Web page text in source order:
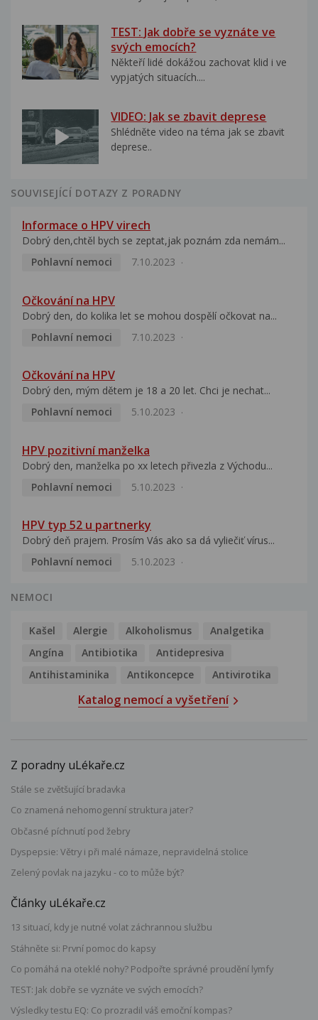
TEST: Jak dobře se vyznáte ve
svých emocích?
Někteří lidé dokážou zachovat klid i ve
vypjatých situacích....
VIDEO: Jak se zbavit deprese
Shlédněte video na téma jak se zbavit
deprese..
SOUVISEJÍCÍ DOTAZY Z PORADNY
Informace o HPV virech
Dobrý den,chtěl bych se zeptat,jak poznám zda nemám...
Pohlavní nemoci
7.10.2023
Očkování na HPV
Dobrý den, do kolika let se mohou dospělí očkovat na...
Pohlavní nemoci
7.10.2023
Očkování na HPV
Dobrý den, mým dětem je 18 a 20 let. Chci je nechat...
Pohlavní nemoci
5.10.2023
HPV pozitivní manželka
Dobrý den, manželka po xx letech přivezla z Východu...
Pohlavní nemoci
5.10.2023
HPV typ 52 u partnerky
Dobrý deň prajem. Prosím Vás ako sa dá vyliečiť vírus...
Pohlavní nemoci
5.10.2023
NEMOCI
Kašel Alergie Alkoholismus
Analgetika
Angína
Antibiotika
Antidepresiva
Antihistaminika
Antikoncepce Antivirotika
Katalog nemocí a vyšetření
Z poradny uLékaře.cz
Stále se zvětšující bradavka
Co znamená nehomogenní struktura jater?
Občasné píchnutí pod žebry
Dyspepsie: Větry i při malé námaze, nepravidelná stolice
Zelený povlak na jazyku - co to může být?
Články uLékaře.cz
13 situací, kdy je nutné volat záchrannou službu
Stáhněte si: První pomoc do kapsy
Co pomáhá na oteklé nohy? Podpořte správné proudění lymfy
TEST: Jak dobře se vyznáte ve svých emocích?
Výsledky testu EQ: Co prozradil váš emoční kompas?